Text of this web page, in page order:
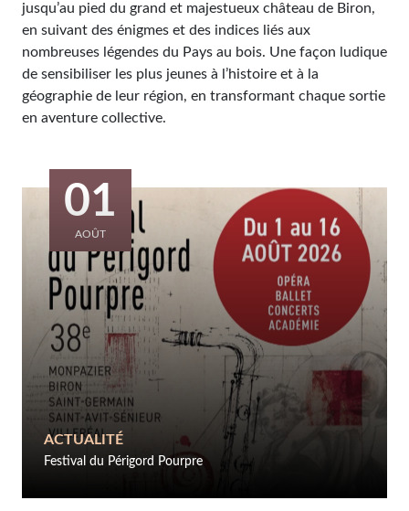
jusqu’au pied du grand et majestueux château de Biron,
en suivant des énigmes et des indices liés aux
nombreuses légendes du Pays au bois. Une façon ludique
de sensibiliser les plus jeunes à l’histoire et à la
géographie de leur région, en transformant chaque sortie
en aventure collective.
01
AOÛT
ACTUALITÉ
Festival du Périgord Pourpre